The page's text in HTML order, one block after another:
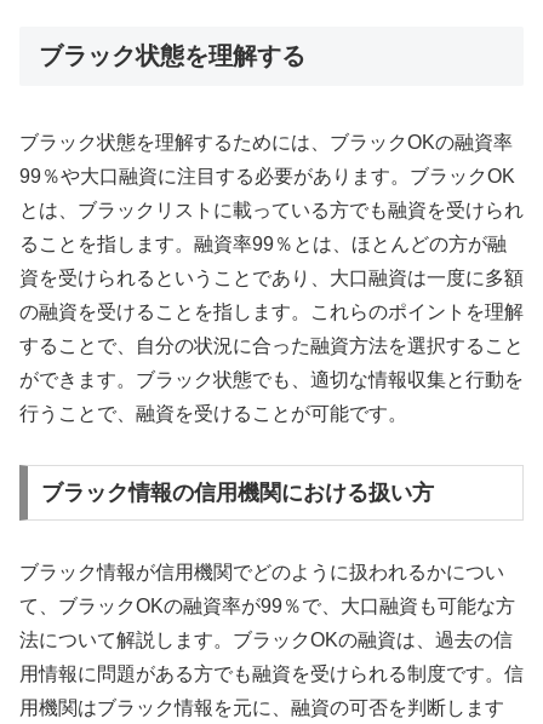
ブラック状態を理解する
ブラック状態を理解するためには、ブラックOKの融資率
99％や大口融資に注目する必要があります。ブラックOK
とは、ブラックリストに載っている方でも融資を受けられ
ることを指します。融資率99％とは、ほとんどの方が融
資を受けられるということであり、大口融資は一度に多額
の融資を受けることを指します。これらのポイントを理解
することで、自分の状況に合った融資方法を選択すること
ができます。ブラック状態でも、適切な情報収集と行動を
行うことで、融資を受けることが可能です。
ブラック情報の信用機関における扱い方
ブラック情報が信用機関でどのように扱われるかについ
て、ブラックOKの融資率が99％で、大口融資も可能な方
法について解説します。ブラックOKの融資は、過去の信
用情報に問題がある方でも融資を受けられる制度です。信
用機関はブラック情報を元に、融資の可否を判断します